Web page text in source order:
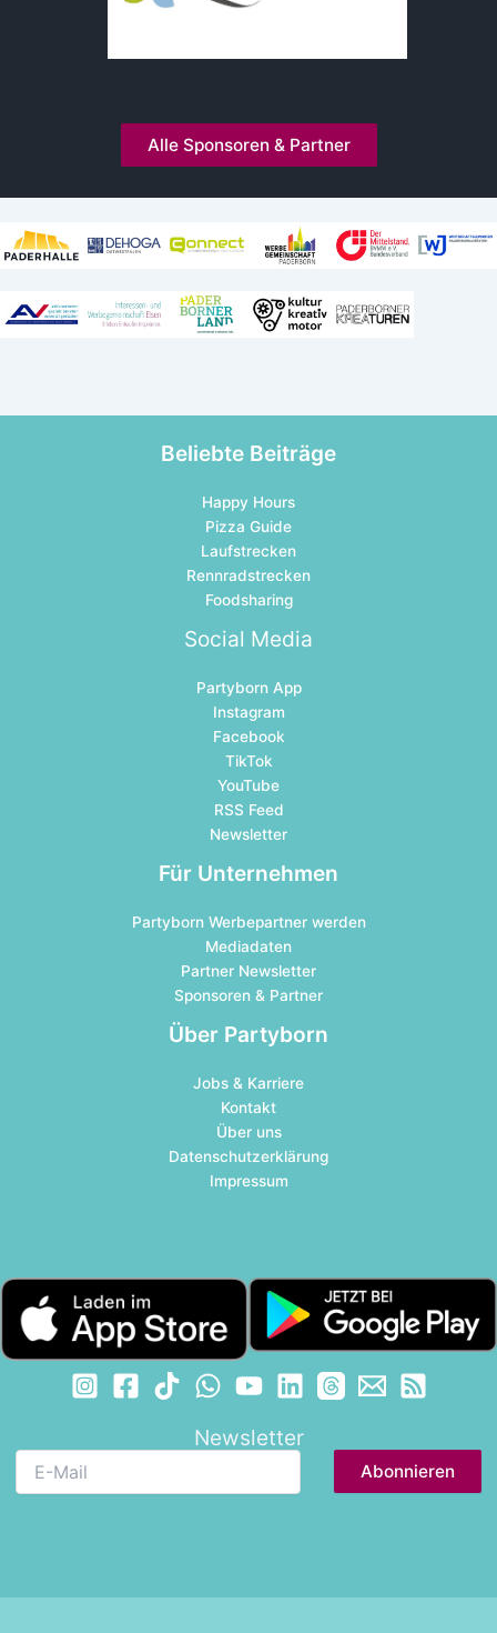
Alle Sponsoren & Partner
Beliebte Beiträge
Happy Hours
Pizza Guide
Laufstrecken
Rennradstrecken
Foodsharing
Social Media
Partyborn App
Instagram
Facebook
TikTok
YouTube
RSS Feed
Newsletter
Für Unternehmen
Partyborn Werbepartner werden
Mediadaten
Partner Newsletter
Sponsoren & Partner
Über Partyborn
Jobs & Karriere
Kontakt
Über uns
Datenschutzerklärung
Impressum
Newsletter
E-
Mail